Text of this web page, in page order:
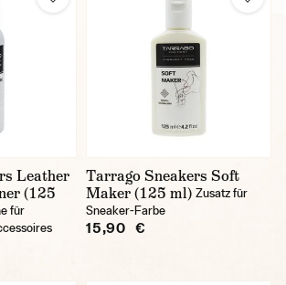
Leather
(125
für
Tarrago Sneakers Soft
Maker (125 ml) Zusatz für
Sneaker-Farbe
15,90 €